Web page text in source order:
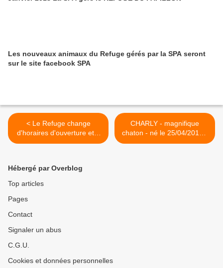
Les nouveaux animaux du Refuge gérés par la SPA seront
sur le site facebook SPA
< Le Refuge change
d'horaires d'ouverture et a
besoin de bénévoles
CHARLY - magnifique
chaton - né le 25/04/2017 -
adopté >
Hébergé par Overblog
Top articles
Pages
Contact
Signaler un abus
C.G.U.
Cookies et données personnelles